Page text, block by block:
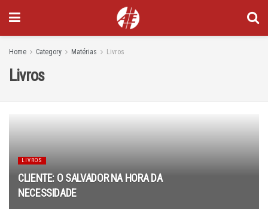
Home Category Matérias Livros
Livros
LIVROS
CLIENTE: O SALVADOR NA HORA DA
NECESSIDADE